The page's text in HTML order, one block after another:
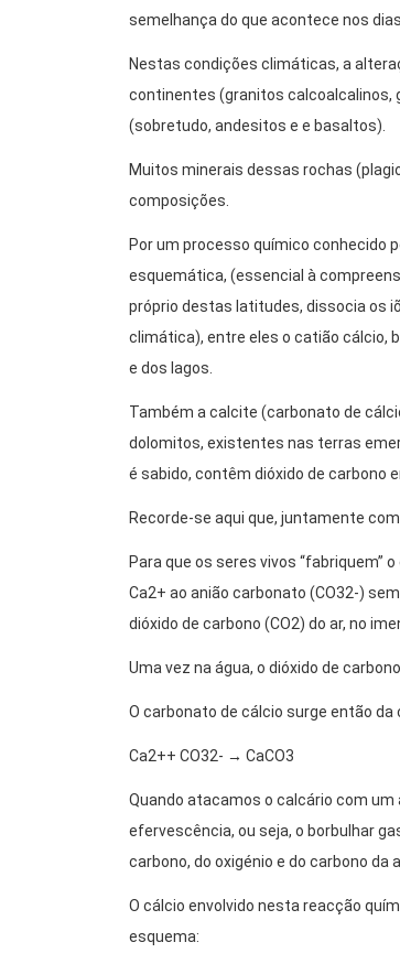
semelhança do que acontece nos
Nestas condições climáticas, a
continentes (granitos calcoalcalinos,
(sobretudo, andesitos e e basaltos).
Muitos minerais dessas rochas
composições.
Por um processo químico conhecido
esquemática, (essencial à
próprio destas latitudes, dissocia os
climática), entre eles o catião cálcio,
e dos lagos.
Também a calcite (carbonato de
dolomitos, existentes nas terras
é sabido, contêm dióxido de carbono
Recorde-se aqui que, juntamente
Para que os seres vivos
Ca2+ ao anião carbonato (CO32-)
dióxido de carbono (CO2) do ar, no
Uma vez na água, o dióxido de
O carbonato de cálcio surge então da
Ca2++ CO32- → CaCO3
Quando atacamos o calcário com um
efervescência, ou seja, o borbulhar
carbono, do oxigénio e do carbono
O cálcio envolvido nesta reacção
esquema: